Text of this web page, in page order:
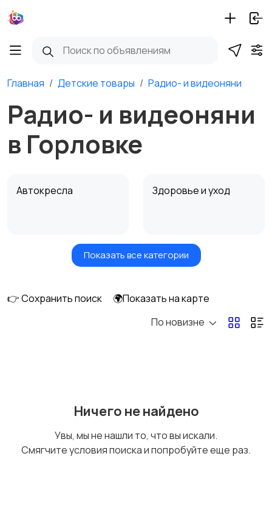
Главная Детские товары Радио- и видеоняни
Радио- и видеоняни
в Горловке
Автокресла Здоровье и уход
Игрушки и игры Детские коляски
Купание
Показать все категории
👉 Сохранить поиск
🌍Показать на карте
По новизне
Ничего не найдено
Увы, мы не нашли то, что вы искали.
Смягчите условия поиска и попробуйте еще раз.